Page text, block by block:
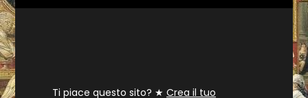
Ti piace questo sito? ★ Crea il tuo